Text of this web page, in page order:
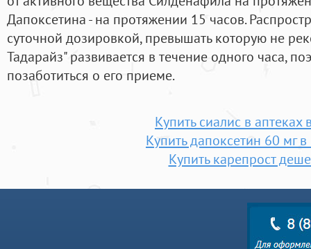
Дапоксетина - на протяжении 15 часов.
суточной дозировкой, превышать которую не
Тадарайз" развивается в течение одного часа,
позаботиться о его приеме.
Купить сиалис в аптеках
Купить дапоксетин 60 мг
Купить карепрост